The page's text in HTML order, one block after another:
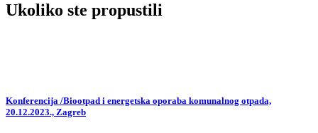
Ukoliko ste propustili
Konferencija /Biootpad i energetska oporaba komunalnog otpada,
20.12.2023., Zagreb